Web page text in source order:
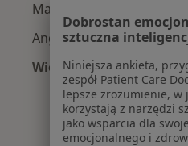
Małopłytkowość w
Angina w Gdańsku
Więcej (3)
Więcej w kategorii:
Dobrostan
sztuczna
Niniejsza ankieta,
zespół Patient Care
lepsze zrozumienie, w
korzystają z narzędzi
jako wsparcia dla
emocjonalnego i